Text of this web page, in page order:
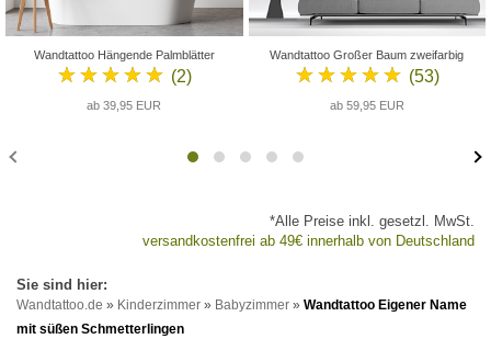
Wandtattoo Hängende Palmblätter
★★★★★ (2)
ab 39,95 EUR
Wandtattoo Großer Baum zweifarbig
★★★★★ (53)
ab 59,95 EUR
*Alle Preise inkl. gesetzl. MwSt.
versandkostenfrei ab 49€ innerhalb von Deutschland
Wandtattoo.de » Kinderzimmer » Babyzimmer » Wandtattoo Eigener Name
mit süßen Schmetterlingen